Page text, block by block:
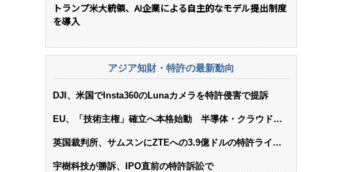
トランプ米大統領、AI企業による自主的なモデル提出制度
を導入
アジア知財・特許の最新動向
DJI、米国でInsta360のLunaカメラを特許侵害で提訴
EU、「技術主権」確立へ本格始動 半導体・クラウド・
英国裁判所、サムスンにZTEへの3.9億ドルの特許ライセ
宇樹科技が勝訴、IPO直前の特許訴訟で